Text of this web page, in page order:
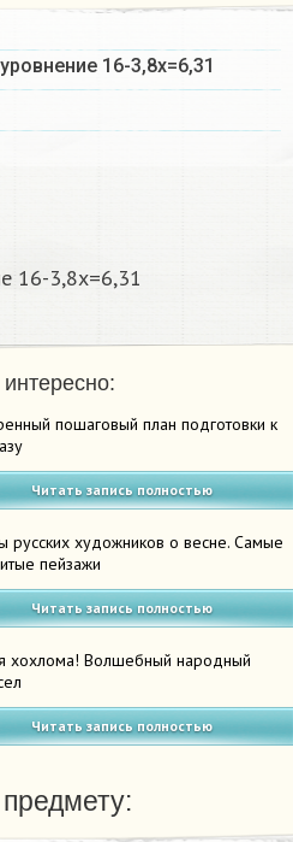
16-3,8х=6,31
16-3,8х=6,31
пошаговый план подготовки к
Читать запись полностью
русских художников о весне. Самые
пейзажи
Читать запись полностью
хохлома! Волшебный народный
Читать запись полностью